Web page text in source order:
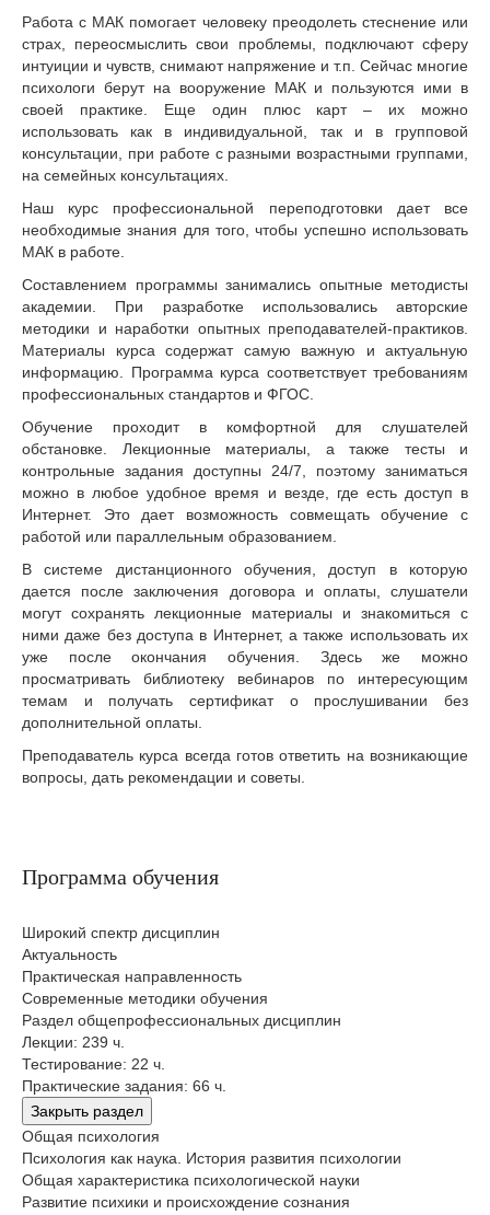
Работа с МАК помогает человеку преодолеть стеснение или
страх, переосмыслить свои проблемы, подключают сферу
интуиции и чувств, снимают напряжение и т.п. Сейчас многие
психологи берут на вооружение МАК и пользуются ими в
своей практике. Еще один плюс карт – их можно
использовать как в индивидуальной, так и в групповой
консультации, при работе с разными возрастными группами,
на семейных консультациях.
Наш курс профессиональной переподготовки дает все
необходимые знания для того, чтобы успешно использовать
МАК в работе.
Составлением программы занимались опытные методисты
академии. При разработке использовались авторские
методики и наработки опытных преподавателей-практиков.
Материалы курса содержат самую важную и актуальную
информацию. Программа курса соответствует требованиям
профессиональных стандартов и ФГОС.
Обучение проходит в комфортной для слушателей
обстановке. Лекционные материалы, а также тесты и
контрольные задания доступны 24/7, поэтому заниматься
можно в любое удобное время и везде, где есть доступ в
Интернет. Это дает возможность совмещать обучение с
работой или параллельным образованием.
В системе дистанционного обучения, доступ в которую
дается после заключения договора и оплаты, слушатели
могут сохранять лекционные материалы и знакомиться с
ними даже без доступа в Интернет, а также использовать их
уже после окончания обучения. Здесь же можно
просматривать библиотеку вебинаров по интересующим
темам и получать сертификат о прослушивании без
дополнительной оплаты.
Преподаватель курса всегда готов ответить на возникающие
вопросы, дать рекомендации и советы.
Программа обучения
Широкий спектр дисциплин
Актуальность
Практическая направленность
Современные методики обучения
Раздел общепрофессиональных дисциплин
Лекции: 239 ч.
Тестирование: 22 ч.
Практические задания: 66 ч.
Закрыть раздел
Общая психология
Психология как наука. История развития психологии
Общая характеристика психологической науки
Развитие психики и происхождение сознания